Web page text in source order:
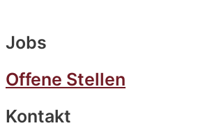
Jobs
Offene Stellen
Kontakt